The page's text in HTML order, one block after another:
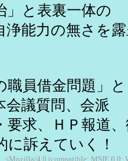
」と表裏一体の
浄能力の無さを
員借金問題」
会議質問、会派
求、ＨＰ報道
に訴えていく！
<Mozilla/4.0 (compatible; MSIE 6.0;